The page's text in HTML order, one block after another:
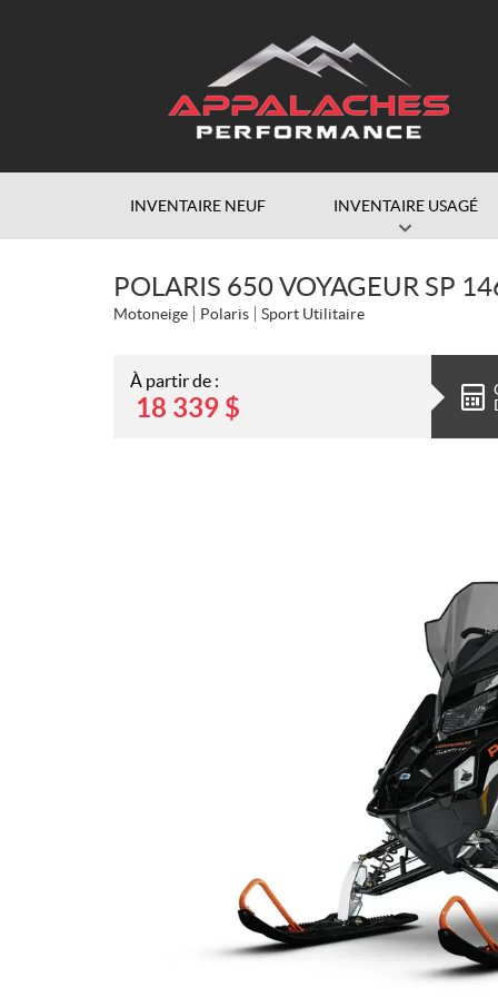
INVENTAIRE NEUF INVENTAIRE USAGÉ
POLARIS 650 VOYAGEUR SP
Motoneige Polaris Sport Utilitaire
À partir de :
18 339 $